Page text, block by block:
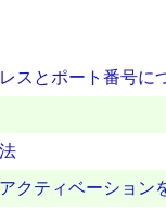
スとポート番号に
クティベーション